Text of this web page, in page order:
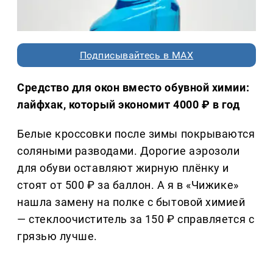
Подписывайтесь в MAX
Средство для окон вместо обувной химии:
лайфхак, который экономит 4000 ₽ в год
Белые кроссовки после зимы покрываются
соляными разводами. Дорогие аэрозоли
для обуви оставляют жирную плёнку и
стоят от 500 ₽ за баллон. А я в «Чижике»
нашла замену на полке с бытовой химией
— стеклоочиститель за 150 ₽ справляется с
грязью лучше.